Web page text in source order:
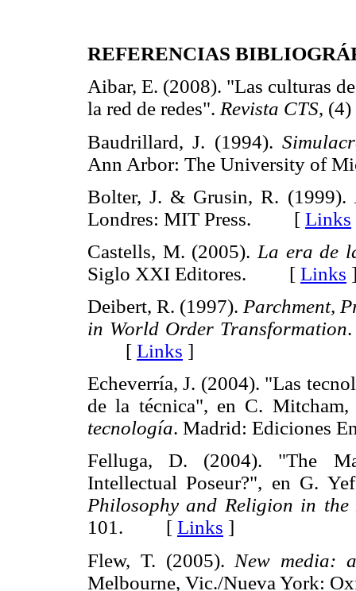
REFERENCIAS
Aibar, E. (2008). "Las culturas
la red de redes". Revista CTS,
Baudrillard, J. (1994).
Ann Arbor: The University
Bolter, J. & Grusin, R. (1999).
Londres: MIT Press. [ Links
Castells, M. (2005). La era de
Siglo XXI Editores. [ Links
Deibert, R. (1997). Parchment,
in World Order Transformation
[ Links ]
Echeverría, J. (2004). "Las
de la técnica", en C.
tecnología. Madrid:
Felluga, D. (2004). "The
Intellectual Poseur?", en G.
Philosophy and Religion in
101. [ Links ]
Flew, T. (2005). New media:
Melbourne, Vic./Nueva